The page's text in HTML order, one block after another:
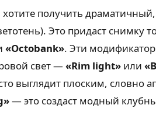
получить драматичный,
Это придаст снимку
«Octobank». Эти
свет —«Rim light» или
выглядит плоским, словно
— это создаст модный